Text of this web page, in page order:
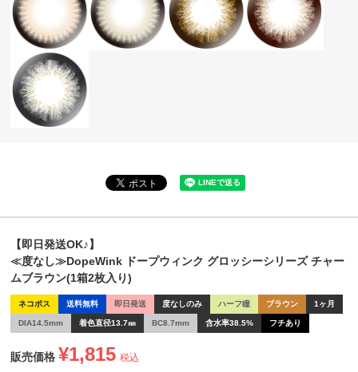
【即日発送OK♪】
≪度なし≫DopeWink ドープウィンク グロッシーシリーズ チャー
ムブラウン(1箱2枚入り)
ネコポス 送料無料 即日発送 度なしのみ ハーフ瞳 ブラウン 1ヶ月
DIA14.5mm 着色直径13.7㎜ BC8.7mm 含水率38.5% フチあり
販売価格 ¥1,815 税込